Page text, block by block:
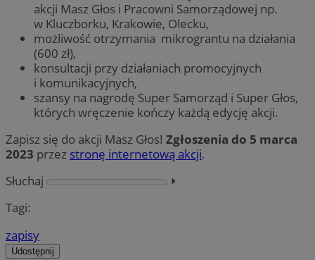
akcji Masz Głos i Pracowni Samorządowej np.
w Kluczborku, Krakowie, Olecku,
możliwość otrzymania mikrograntu na działania
(600 zł),
konsultacji przy działaniach promocyjnych
i komunikacyjnych,
szansy na nagrodę Super Samorząd i Super Głos,
których wręczenie kończy każdą edycję akcji.
Zapisz się do akcji Masz Głos! Zgłoszenia do 5 marca
2023 przez stronę internetową akcji.
Słuchaj
⏵︎
Tagi:
zapisy
Udostępnij